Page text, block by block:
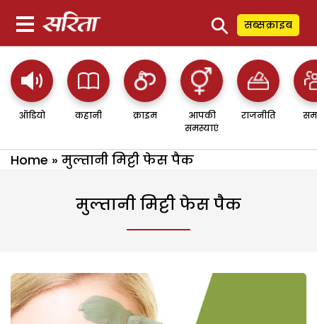
⚲ सब्सक्राइब
ऑडियो कहानी क्राइम
आपकी
समस्याएं
राजनीति
Home » मुल्तानी मिट्टी फेस पैक
मुल्तानी मिट्टी फेस पैक